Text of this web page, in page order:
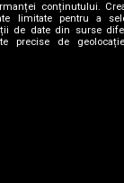
conținutului.
limitate pentru a
de date din surse
precise de